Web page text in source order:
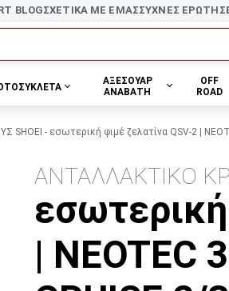
BLOGΣΧΕΤΙΚΑ ΜΕ ΕΜΑΣΣΥΧΝΕΣ
ΑΞΕΣΟΥΑΡ
ΑΝΑΒΑΤΗ
OFF
ROAD
- εσωτερική φιμέ ζελατίνα QSV-2 |
ΑΝΤΑΛΛΑΚΤΙΚΟ
| NEOTEC